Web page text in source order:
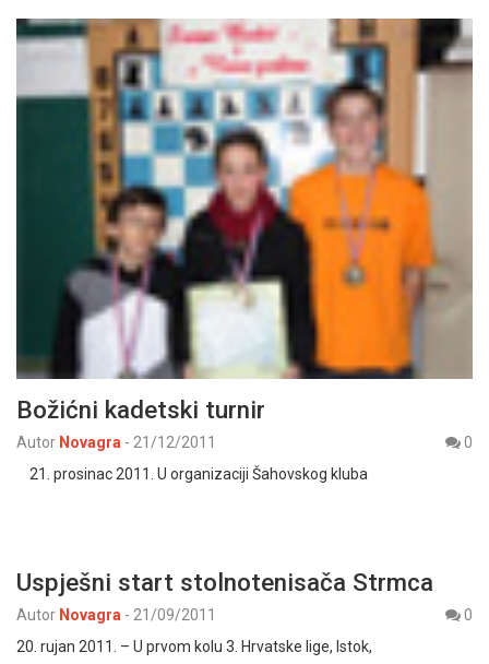
Božićni kadetski turnir
Autor Novagra - 21/12/2011
0
21. prosinac 2011. U organizaciji Šahovskog kluba
Uspješni start stolnotenisača Strmca
Autor Novagra - 21/09/2011
0
20. rujan 2011. – U prvom kolu 3. Hrvatske lige, Istok,